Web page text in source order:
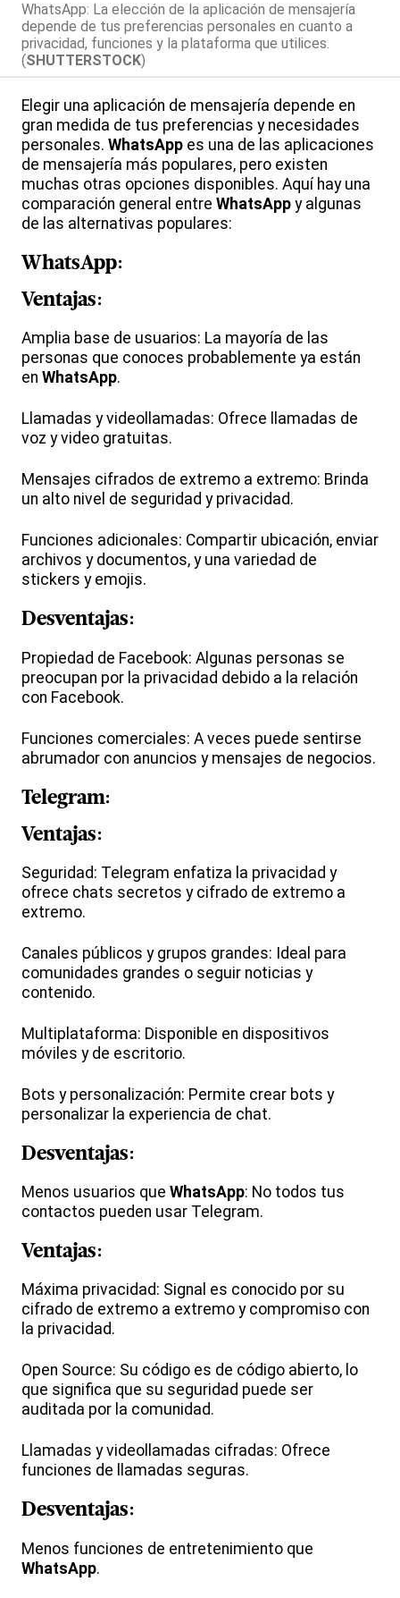
WhatsApp: La elección de la aplicación de mensajería
depende de tus preferencias personales en cuanto a
privacidad, funciones y la plataforma que utilices.
(SHUTTERSTOCK)
Elegir una aplicación de mensajería depende en
gran medida de tus preferencias y necesidades
personales. WhatsApp es una de las aplicaciones
de mensajería más populares, pero existen
muchas otras opciones disponibles. Aquí hay una
comparación general entre WhatsApp y algunas
de las alternativas populares:
WhatsApp:
Ventajas:
Amplia base de usuarios: La mayoría de las
personas que conoces probablemente ya están
en WhatsApp.
Llamadas y videollamadas: Ofrece llamadas de
voz y video gratuitas.
Mensajes cifrados de extremo a extremo: Brinda
un alto nivel de seguridad y privacidad.
Funciones adicionales: Compartir ubicación, enviar
archivos y documentos, y una variedad de
stickers y emojis.
Desventajas:
Propiedad de Facebook: Algunas personas se
preocupan por la privacidad debido a la relación
con Facebook.
Funciones comerciales: A veces puede sentirse
abrumador con anuncios y mensajes de negocios.
Telegram:
Ventajas:
Seguridad: Telegram enfatiza la privacidad y
ofrece chats secretos y cifrado de extremo a
extremo.
Canales públicos y grupos grandes: Ideal para
comunidades grandes o seguir noticias y
contenido.
Multiplataforma: Disponible en dispositivos
móviles y de escritorio.
Bots y personalización: Permite crear bots y
personalizar la experiencia de chat.
Desventajas:
Menos usuarios que WhatsApp: No todos tus
contactos pueden usar Telegram.
Ventajas:
Máxima privacidad: Signal es conocido por su
cifrado de extremo a extremo y compromiso con
la privacidad.
Open Source: Su código es de código abierto, lo
que significa que su seguridad puede ser
auditada por la comunidad.
Llamadas y videollamadas cifradas: Ofrece
funciones de llamadas seguras.
Desventajas:
Menos funciones de entretenimiento que
WhatsApp.